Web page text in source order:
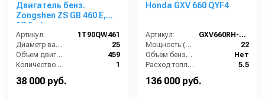
Двигатель бенз.
Zongshen ZS GB 460 E,
17,5 л/с
Артикул:
1T90QW461
Диаметр вала (мм):
25
Объем двигателя (см3):
459
Количество цилиндров в двигателе (шт):
1
Объём топливного бака (л):
38 000 руб.
Honda GXV 660 QYF4
Артикул:
GXV660RH-QYF4
Мощность (л/с):
22
Объем бензобака (л):
Нет
Расход топлива (л/ч):
5.5
136 000 руб.